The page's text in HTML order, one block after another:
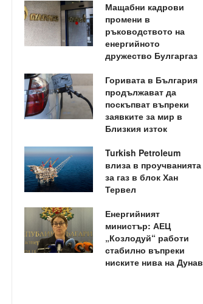
Мащабни кадрови
промени в
ръководството на
енергийното
дружество Булгаргаз
Горивата в България
продължават да
поскъпват въпреки
заявките за мир в
Близкия изток
Turkish Petroleum
влиза в проучванията
за газ в блок Хан
Тервел
Енергийният
министър: АЕЦ
„Козлодуй“ работи
стабилно въпреки
ниските нива на Дунав